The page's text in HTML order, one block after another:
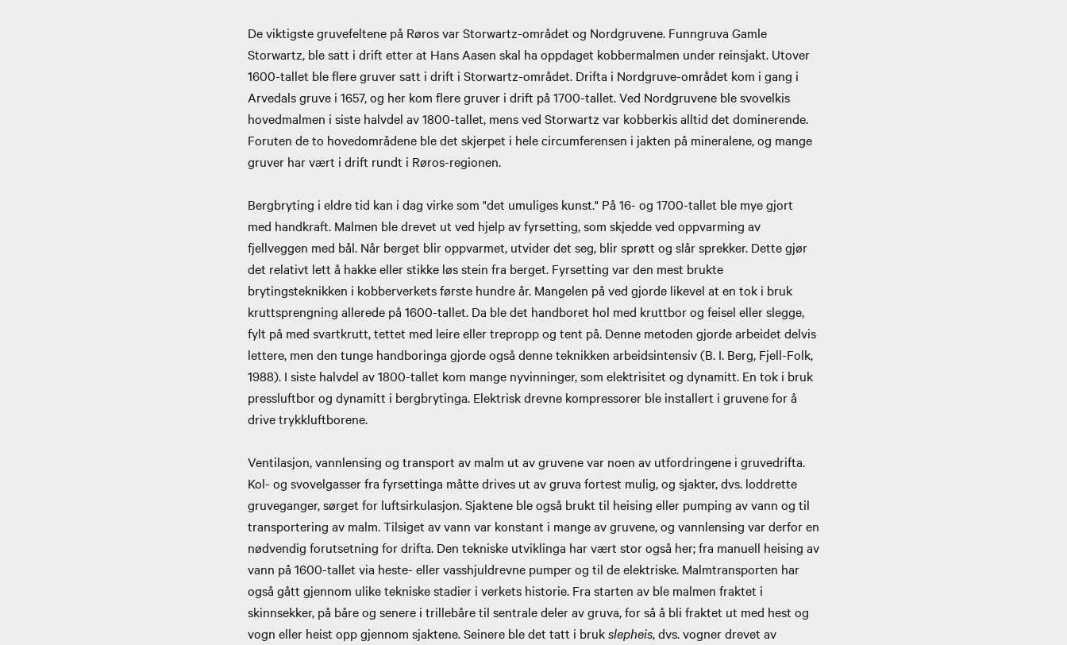
De viktigste gruvefeltene på Røros var Storwartz-området og Nordgruvene. Funngruva Gamle
Storwartz, ble satt i drift etter at Hans Aasen skal ha oppdaget kobbermalmen under reinsjakt. Utover
1600-tallet ble flere gruver satt i drift i Storwartz-området. Drifta i Nordgruve-området kom i gang i
Arvedals gruve i 1657, og her kom flere gruver i drift på 1700-tallet. Ved Nordgruvene ble svovelkis
hovedmalmen i siste halvdel av 1800-tallet, mens ved Storwartz var kobberkis alltid det dominerende.
Foruten de to hovedområdene ble det skjerpet i hele circumferensen i jakten på mineralene, og mange
gruver har vært i drift rundt i Røros-regionen.
Bergbryting i eldre tid kan i dag virke som "det umuliges kunst." På 16- og 1700-tallet ble mye gjort
med handkraft. Malmen ble drevet ut ved hjelp av fyrsetting, som skjedde ved oppvarming av
fjellveggen med bål. Når berget blir oppvarmet, utvider det seg, blir sprøtt og slår sprekker. Dette gjør
det relativt lett å hakke eller stikke løs stein fra berget. Fyrsetting var den mest brukte
brytingsteknikken i kobberverkets første hundre år. Mangelen på ved gjorde likevel at en tok i bruk
kruttsprengning allerede på 1600-tallet. Da ble det handboret hol med kruttbor og feisel eller slegge,
fylt på med svartkrutt, tettet med leire eller trepropp og tent på. Denne metoden gjorde arbeidet delvis
lettere, men den tunge handboringa gjorde også denne teknikken arbeidsintensiv (B. I. Berg, Fjell-Folk,
1988). I siste halvdel av 1800-tallet kom mange nyvinninger, som elektrisitet og dynamitt. En tok i bruk
pressluftbor og dynamitt i bergbrytinga. Elektrisk drevne kompressorer ble installert i gruvene for å
drive trykkluftborene.
Ventilasjon, vannlensing og transport av malm ut av gruvene var noen av utfordringene i gruvedrifta.
Kol- og svovelgasser fra fyrsettinga måtte drives ut av gruva fortest mulig, og sjakter, dvs. loddrette
gruveganger, sørget for luftsirkulasjon. Sjaktene ble også brukt til heising eller pumping av vann og til
transportering av malm. Tilsiget av vann var konstant i mange av gruvene, og vannlensing var derfor en
nødvendig forutsetning for drifta. Den tekniske utviklinga har vært stor også her; fra manuell heising av
vann på 1600-tallet via heste- eller vasshjuldrevne pumper og til de elektriske. Malmtransporten har
også gått gjennom ulike tekniske stadier i verkets historie. Fra starten av ble malmen fraktet i
skinnsekker, på båre og senere i trillebåre til sentrale deler av gruva, for så å bli fraktet ut med hest og
vogn eller heist opp gjennom sjaktene. Seinere ble det tatt i brukslepheis, dvs. vogner drevet av